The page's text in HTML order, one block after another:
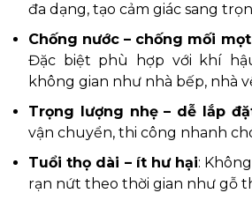
đa dạng, tạo cảm giác sang
Chống nước – chống mối
Đặc biệt phù hợp với khí
không gian như nhà bếp, nhà
Trọng lượng nhẹ – dễ lắp
vận chuyển, thi công nhanh
Tuổi thọ dài – ít hư hại:
rạn nứt theo thời gian như gỗ